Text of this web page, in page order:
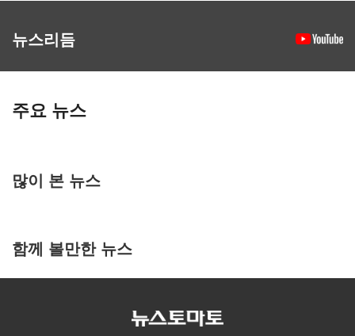
뉴스리듬
주요 뉴스
많이 본 뉴스
함께 볼만한 뉴스